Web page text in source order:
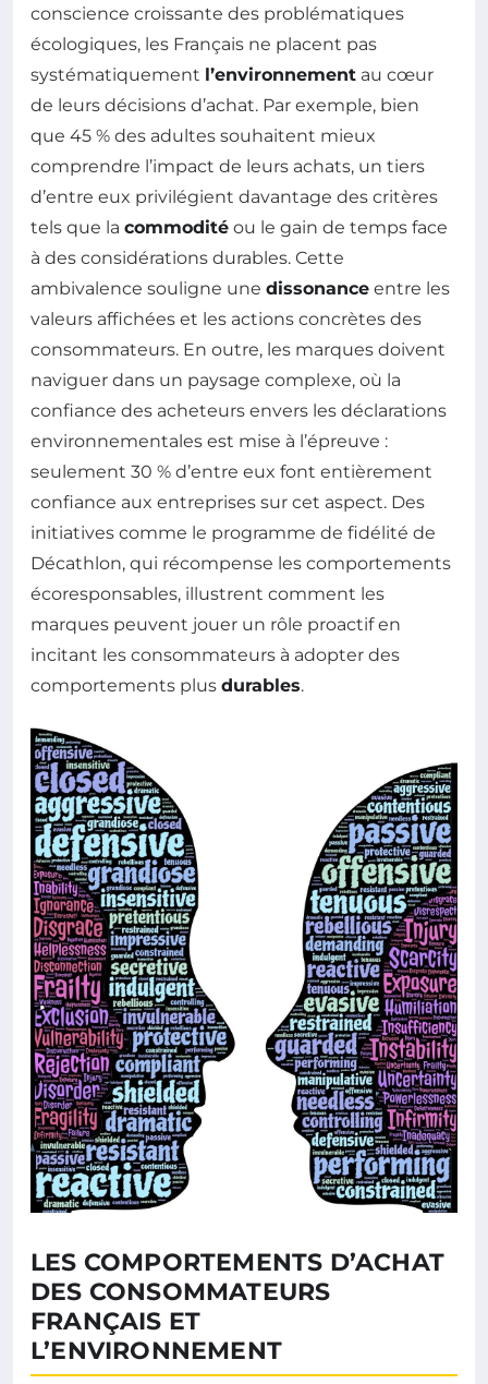
conscience croissante des problématiques
écologiques, les Français ne placent pas
systématiquement l’environnement au cœur
de leurs décisions d’achat. Par exemple, bien
que 45 % des adultes souhaitent mieux
comprendre l’impact de leurs achats, un tiers
d’entre eux privilégient davantage des critères
tels que la commodité ou le gain de temps face
à des considérations durables. Cette
ambivalence souligne une dissonance entre les
valeurs affichées et les actions concrètes des
consommateurs. En outre, les marques doivent
naviguer dans un paysage complexe, où la
confiance des acheteurs envers les déclarations
environnementales est mise à l’épreuve :
seulement 30 % d’entre eux font entièrement
confiance aux entreprises sur cet aspect. Des
initiatives comme le programme de fidélité de
Décathlon, qui récompense les comportements
écoresponsables, illustrent comment les
marques peuvent jouer un rôle proactif en
incitant les consommateurs à adopter des
comportements plus durables.
LES COMPORTEMENTS D’ACHAT
DES CONSOMMATEURS
FRANÇAIS ET
L’ENVIRONNEMENT